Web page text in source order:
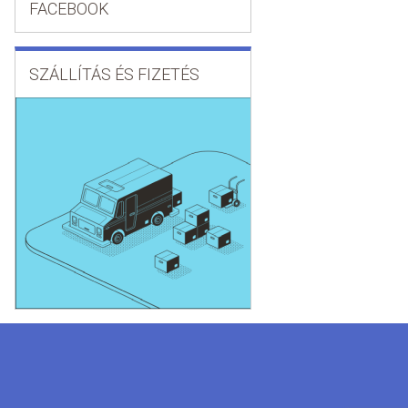
FACEBOOK
SZÁLLÍTÁS ÉS FIZETÉS